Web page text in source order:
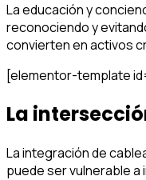
La educación y
reconociendo y
convierten en activos
[elementor-template
La
La integración de
puede ser vulnerable